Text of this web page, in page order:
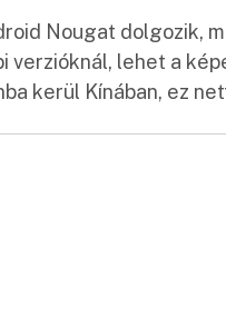
Nougat dolgozik,
verzióknál, lehet a
kerül Kínában, ez